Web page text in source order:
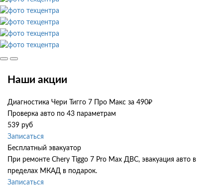
Наши акции
Диагностика Чери Тигго 7 Про Макс за 490₽
Проверка авто по 43 параметрам
539 руб
Записаться
Бесплатный эвакуатор
При ремонте Chery Tiggo 7 Pro Max ДВС, эвакуация авто в
пределах МКАД в подарок.
Записаться